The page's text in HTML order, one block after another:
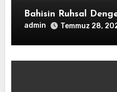
Bahisin Ruhsal
admin Temmuz 28,